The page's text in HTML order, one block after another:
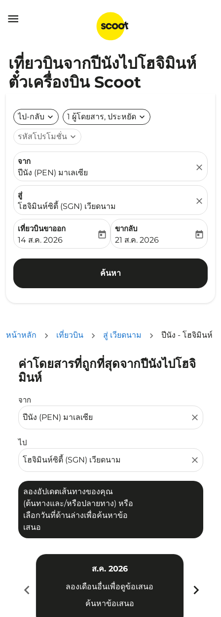

เที่ยวบินจากปีนังไปโฮจิมินห์
ตั๋วเครื่องบิน Scoot
ไป-กลับ expand_more 1 ผู้โดยสาร, ประหยัด expand_more
รหัสโปรโมชั่น expand_more
จาก
ปีนัง (PEN) มาเลเซีย
close
สู่
โฮจิมินห์ซิตี้ (SGN) เวียดนาม
close
เที่ยวบินขาออก
fc-booking-departure-date-aria-label
14 ส.ค. 2026
today
ขากลับ
fc-booking-return-date-
21 ส.ค. 2026
today
ค้นหา
หน้าหลัก เที่ยวบิน สู่ เวียดนาม ปีนัง - โฮจิมินห์
ค่าโดยสารที่ถูกที่สุดจากปีนังไปโฮจิ
มินห์
จาก
close
ไป
close
ลองอัปเดตเส้นทางของคุณ
(ต้นทางและ/หรือปลายทาง) หรือ
เลือกวันที่ด้านล่างเพื่อค้นหาข้อ
เสนอ
ลองอัปเดตเส้นทางของคุณ (ต้นทางและ/หรือปลายทาง) หรื
chevron_left
ส.ค. 2026
ลองเดือนอื่นเพื่อดูข้อเสนอ
ค้นหาข้อเสนอ
chevron_right